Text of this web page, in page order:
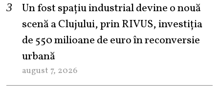
Un fost spațiu industrial devine o nouă
scenă a Clujului, prin RIVUS, investiția
de 550 milioane de euro în reconversie
urbană
august 7, 2026